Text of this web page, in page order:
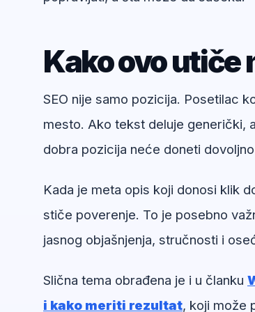
Kako ovo utiče
SEO nije samo pozicija. Posetilac
mesto. Ako tekst deluje generički,
dobra pozicija neće doneti
Kada je meta opis koji donosi klik
stiče poverenje. To je posebno
jasnog objašnjenja, stručnosti i
Slična tema obrađena je i u članku
i kako meriti rezultat, koji može